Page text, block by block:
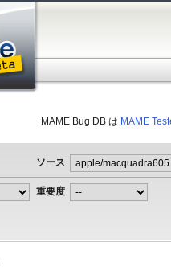
MAME Bug DB は MAME
ソース
重要度